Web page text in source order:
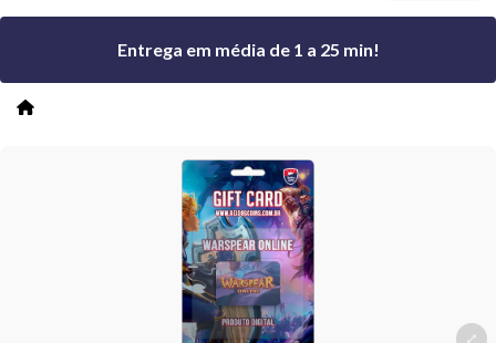
Entrega em média de 1 a 25 min!